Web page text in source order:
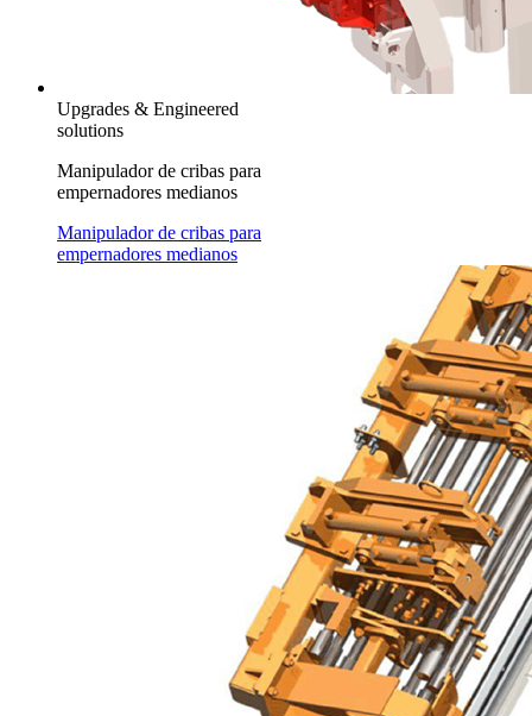
Upgrades & Engineered
solutions
Manipulador de cribas para
empernadores medianos
Manipulador de cribas para
empernadores medianos